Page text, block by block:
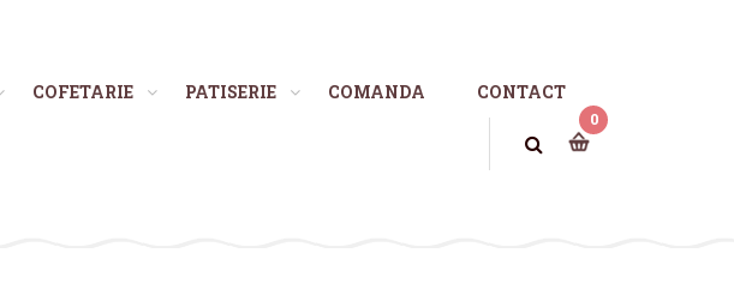
COFETARIE PATISERIE COMANDA CONTACT
0